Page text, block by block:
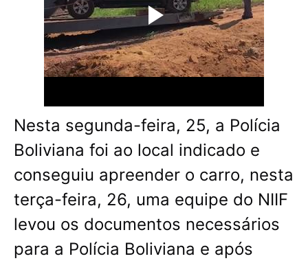
Nesta segunda-feira, 25, a Polícia
Boliviana foi ao local indicado e
conseguiu apreender o carro, nesta
terça-feira, 26, uma equipe do NIIF
levou os documentos necessários
para a Polícia Boliviana e após